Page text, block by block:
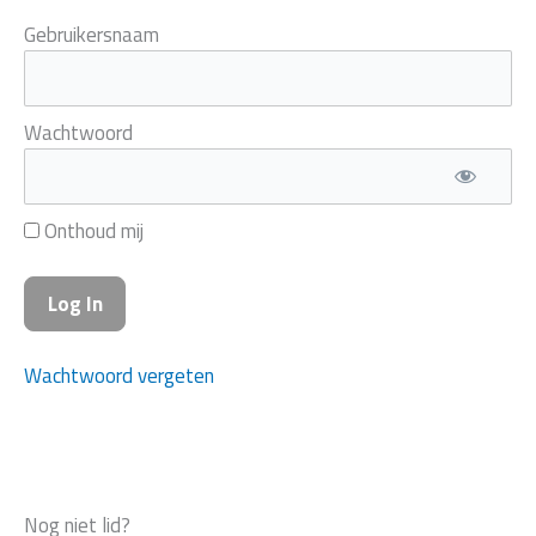
Gebruikersnaam
Wachtwoord
Onthoud mij
Wachtwoord vergeten
Nog niet lid?